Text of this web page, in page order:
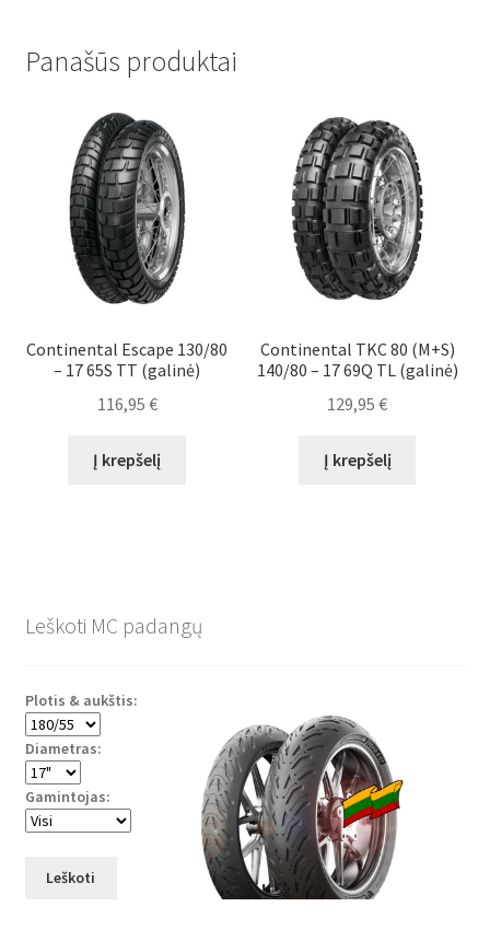
Panašūs produktai
Continental Escape 130/80
– 17 65S TT (galinė)
116,95 €
Į krepšelį
Continental TKC 80 (M+S)
140/80 – 17 69Q TL (galinė)
129,95€
Į krepšelį
Leškoti MC padangų
Plotis & aukštis:
Diametras:
Gamintojas:
Leškoti